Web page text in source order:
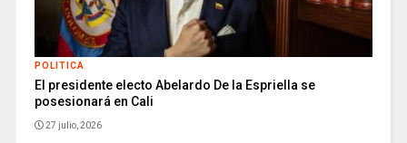
POLITICA
El presidente electo Abelardo De la Espriella se
posesionará en Cali
27 julio, 2026